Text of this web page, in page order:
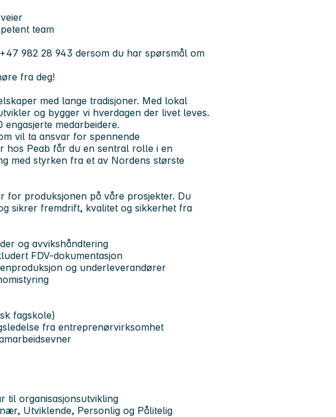
team
+47 982 28 943 dersom du har spørsmål om
fra deg!
med lange tradisjoner. Med lokal
og bygger vi hverdagen der livet leves.
medarbeidere.
vil ta ansvar for spennende
hos Peab får du en sentral rolle i en
med styrken fra et av Nordens største
for produksjonen på våre prosjekter. Du
sikrer fremdrift, kvalitet og sikkerhet fra
og avvikshåndtering
FDV-dokumentasjon
og underleverandører
fagskole)
fra entreprenørvirksomhet
til organisasjonsutvikling
Utviklende, Personlig og Pålitelig